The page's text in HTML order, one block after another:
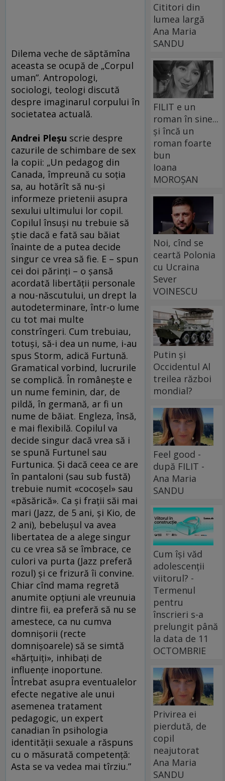
Dilema veche de săptămîna
aceasta se ocupă de „Corpul
uman”. Antropologi,
sociologi, teologi discută
despre imaginarul corpului în
societatea actuală.
Andrei Pleşu scrie despre
cazurile de schimbare de sex
la copii: „Un pedagog din
Canada, împreună cu soţia
sa, au hotărît să nu-şi
informeze prietenii asupra
sexului ultimului lor copil.
Copilul însuşi nu trebuie să
ştie dacă e fată sau băiat
înainte de a putea decide
singur ce vrea să fie. E – spun
cei doi părinţi – o şansă
acordată libertăţii personale
a nou-născutului, un drept la
autodeterminare, într-o lume
cu tot mai multe
constrîngeri. Cum trebuiau,
totuşi, să-i dea un nume, i-au
spus Storm, adică Furtună.
Gramatical vorbind, lucrurile
se complică. În româneşte e
un nume feminin, dar, de
pildă, în germană, ar fi un
nume de băiat. Engleza, însă,
e mai flexibilă. Copilul va
decide singur dacă vrea să i
se spună Furtunel sau
Furtunica. Şi dacă ceea ce are
în pantaloni (sau sub fustă)
trebuie numit «cocoşel» sau
«păsărică». Ca şi fraţii săi mai
mari (Jazz, de 5 ani, şi Kio, de
2 ani), bebeluşul va avea
libertatea de a alege singur
cu ce vrea să se îmbrace, ce
culori va purta (Jazz preferă
rozul) şi ce frizură îi convine.
Chiar cînd mama regretă
anumite opţiuni ale vreunuia
dintre fii, ea preferă să nu se
amestece, ca nu cumva
domnişorii (recte
domnişoarele) să se simtă
«hărţuiţi», inhibaţi de
influenţe inoportune.
Întrebat asupra eventualelor
efecte negative ale unui
asemenea tratament
pedagogic, un expert
canadian în psihologia
identităţii sexuale a răspuns
cu o măsurată competenţă:
Asta se va vedea mai tîrziu.”
Cititori din
lumea largă
Ana Maria
SANDU
FILIT e un
roman în sine...
și încă un
roman foarte
bun
Ioana
MOROȘAN
Noi, cînd se
ceartă Polonia
cu Ucraina
Sever
VOINESCU
Putin și
Occidentul Al
treilea război
mondial?
Feel good -
după FILIT -
Ana Maria
SANDU
Cum își văd
adolescenții
viitorul? -
Termenul
pentru
înscrieri s-a
prelungit până
la data de 11
OCTOMBRIE
Privirea ei
pierdută, de
copil
neajutorat
Ana Maria
SANDU